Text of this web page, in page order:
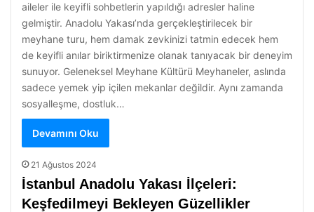
aileler ile keyifli sohbetlerin yapıldığı adresler haline
gelmiştir. Anadolu Yakası’nda gerçekleştirilecek bir
meyhane turu, hem damak zevkinizi tatmin edecek hem
de keyifli anılar biriktirmenize olanak tanıyacak bir deneyim
sunuyor. Geleneksel Meyhane Kültürü Meyhaneler, aslında
sadece yemek yip içilen mekanlar değildir. Aynı zamanda
sosyalleşme, dostluk…
Devamını Oku
21 Ağustos 2024
İstanbul Anadolu Yakası İlçeleri:
Keşfedilmeyi Bekleyen Güzellikler